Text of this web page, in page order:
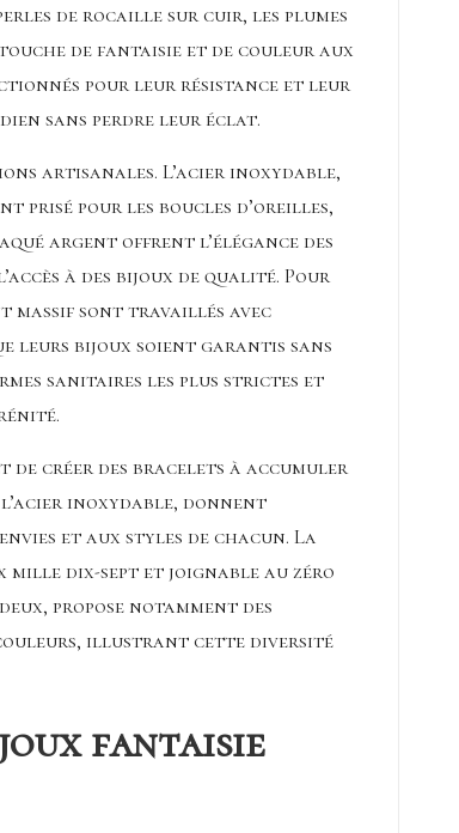
de rocaille sur cuir, les plumes
de fantaisie et de couleur aux
pour leur résistance et leur
sans perdre leur éclat.
artisanales. L’acier inoxydable,
prisé pour les boucles d’oreilles,
argent offrent l’élégance des
à des bijoux de qualité. Pour
massif sont travaillés avec
leurs bijoux soient garantis sans
sanitaires les plus strictes et
créer des bracelets à accumuler
l’acier inoxydable, donnent
et aux styles de chacun. La
mille dix-sept et joignable au zéro
propose notamment des
illustrant cette diversité
fantaisie